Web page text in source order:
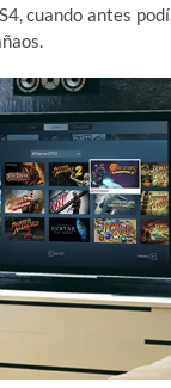
cuando antes